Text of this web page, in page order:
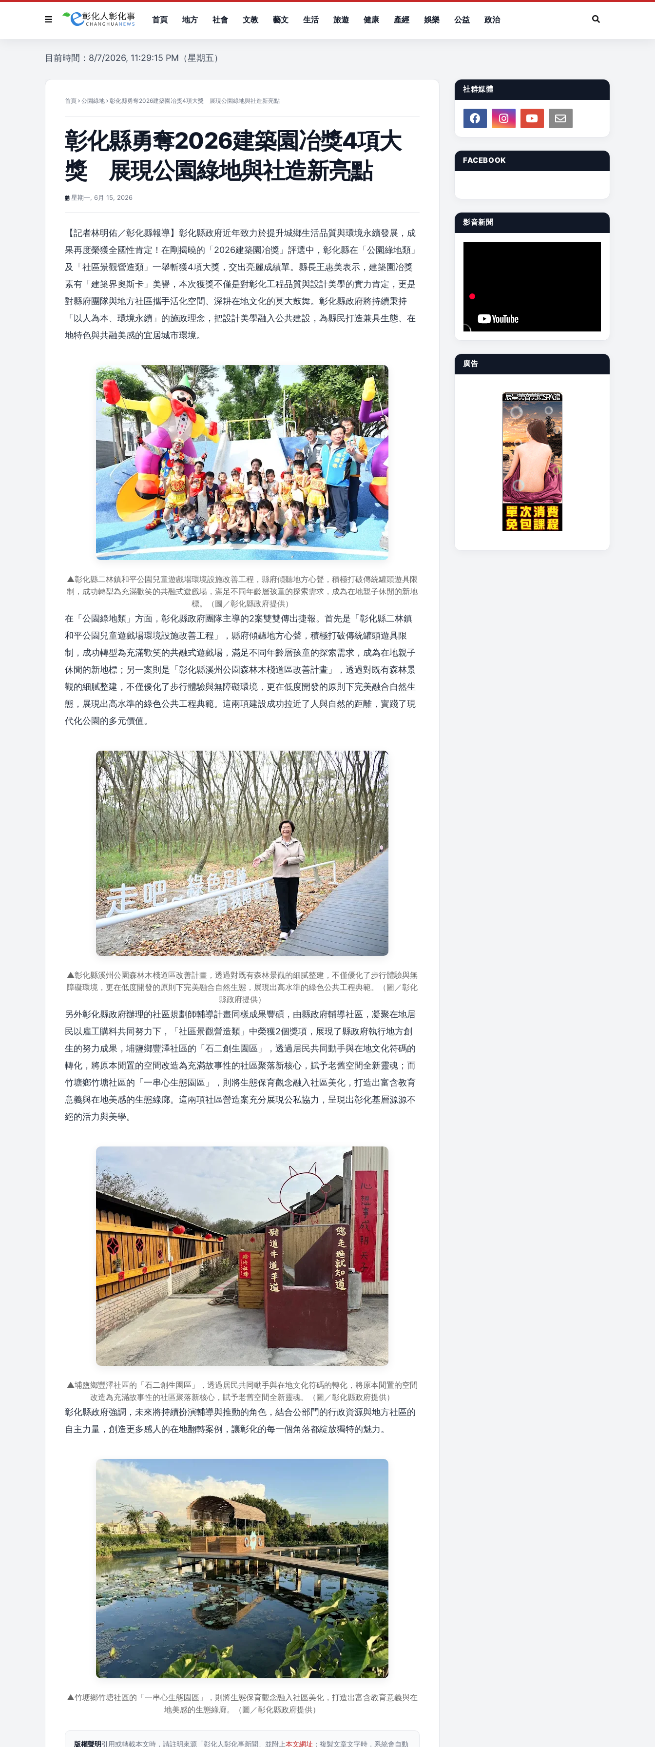
首頁 地方 社會 文教 藝文 生活 旅遊 健康 產經 娛樂 公益 政治
目前時間：8/7/2026, 11:29:15 PM（星期五）
首頁 公園綠地 彰化縣勇奪2026建築園冶獎4項大獎 展現公園綠地與社造新亮點
彰化縣勇奪2026建築園冶獎4項大
獎 展現公園綠地與社造新亮點
星期一, 6月 15, 2026
【記者林明佑／彰化縣報導】彰化縣政府近年致力於提升城鄉生活品質與環境永續發展，成
果再度榮獲全國性肯定！在剛揭曉的「2026建築園冶獎」評選中，彰化縣在「公園綠地類」
及「社區景觀營造類」一舉斬獲4項大獎，交出亮麗成績單。縣長王惠美表示，建築園冶獎
素有「建築界奧斯卡」美譽，本次獲獎不僅是對彰化工程品質與設計美學的實力肯定，更是
對縣府團隊與地方社區攜手活化空間、深耕在地文化的莫大鼓舞。彰化縣政府將持續秉持
「以人為本、環境永續」的施政理念，把設計美學融入公共建設，為縣民打造兼具生態、在
地特色與共融美感的宜居城市環境。
▲彰化縣二林鎮和平公園兒童遊戲場環境設施改善工程，縣府傾聽地方心聲，積極打破傳統罐頭遊具限
制，成功轉型為充滿歡笑的共融式遊戲場，滿足不同年齡層孩童的探索需求，成為在地親子休閒的新地
標。（圖／彰化縣政府提供）
在「公園綠地類」方面，彰化縣政府團隊主導的2案雙雙傳出捷報。首先是「彰化縣二林鎮
和平公園兒童遊戲場環境設施改善工程」，縣府傾聽地方心聲，積極打破傳統罐頭遊具限
制，成功轉型為充滿歡笑的共融式遊戲場，滿足不同年齡層孩童的探索需求，成為在地親子
休閒的新地標；另一案則是「彰化縣溪州公園森林木棧道區改善計畫」，透過對既有森林景
觀的細膩整建，不僅優化了步行體驗與無障礙環境，更在低度開發的原則下完美融合自然生
態，展現出高水準的綠色公共工程典範。這兩項建設成功拉近了人與自然的距離，實踐了現
代化公園的多元價值。
▲彰化縣溪州公園森林木棧道區改善計畫，透過對既有森林景觀的細膩整建，不僅優化了步行體驗與無
障礙環境，更在低度開發的原則下完美融合自然生態，展現出高水準的綠色公共工程典範。（圖／彰化
縣政府提供）
另外彰化縣政府辦理的社區規劃師輔導計畫同樣成果豐碩，由縣政府輔導社區，凝聚在地居
民以雇工購料共同努力下，「社區景觀營造類」中榮獲2個獎項，展現了縣政府執行地方創
生的努力成果，埔鹽鄉豐澤社區的「石二創生園區」，透過居民共同動手與在地文化符碼的
轉化，將原本閒置的空間改造為充滿故事性的社區聚落新核心，賦予老舊空間全新靈魂；而
竹塘鄉竹塘社區的「一串心生態園區」，則將生態保育觀念融入社區美化，打造出富含教育
意義與在地美感的生態綠廊。這兩項社區營造案充分展現公私協力，呈現出彰化基層源源不
絕的活力與美學。
▲埔鹽鄉豐澤社區的「石二創生園區」，透過居民共同動手與在地文化符碼的轉化，將原本閒置的空間
改造為充滿故事性的社區聚落新核心，賦予老舊空間全新靈魂。（圖／彰化縣政府提供）
彰化縣政府強調，未來將持續扮演輔導與推動的角色，結合公部門的行政資源與地方社區的
自主力量，創造更多感人的在地翻轉案例，讓彰化的每一個角落都綻放獨特的魅力。
▲竹塘鄉竹塘社區的「一串心生態園區」，則將生態保育觀念融入社區美化，打造出富含教育意義與在
地美感的生態綠廊。（圖／彰化縣政府提供）
版權聲明引用或轉載本文時，請註明來源「彰化人彰化事新聞」並附上本文網址 ；複製文章文字時，系統會自動
社群媒體
FACEBOOK
影音新聞
廣告